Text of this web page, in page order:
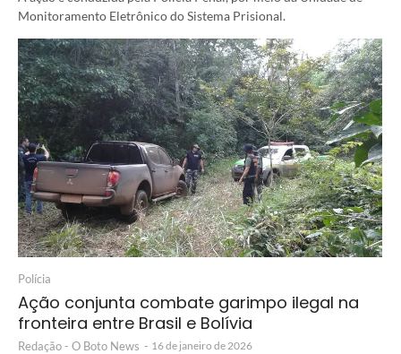
Monitoramento Eletrônico do Sistema Prisional.
Polícia
Ação conjunta combate garimpo ilegal na
fronteira entre Brasil e Bolívia
Redação - O Boto News - 16 de janeiro de 2026